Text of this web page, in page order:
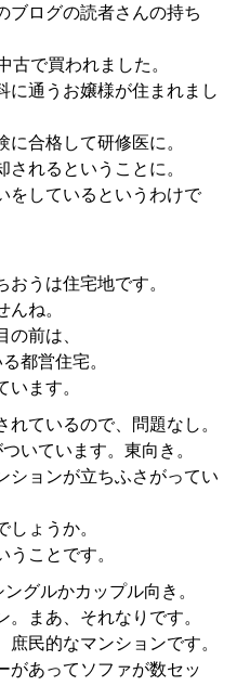
ブログの読者さんの持ち
古で買われました。
に通うお嬢様が住まれまし
合格して研修医に。
されるということに。
をしているというわけで
おうは住宅地です。
ね。
前は、
都営住宅。
ます。
ているので、問題なし。
いています。東向き。
ションが立ちふさがってい
しょうか。
ことです。
グルかカップル向き。
まあ、それなりです。
民的なマンションです。
があってソファが数セッ